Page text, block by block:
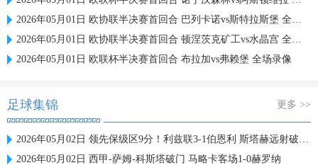
2026年05月01日 欧协联半决赛首回合 巴列卡诺vs斯特拉斯堡 全场录像
2026年05月01日 欧协联半决赛首回合 顿涅茨克矿工vs水晶宫 全场录像
2026年05月01日 欧联杯半决赛首回合 布拉加vs弗赖堡 全场录像
足球集锦 更多 >>
2026年05月02日 领先保级区9分！利兹联3-1伯恩利 斯塔赫远射破门奥卡福勒温建功
2026年05月02日 西甲-萨姆-科斯塔破门 马略卡客场1-0赫罗纳